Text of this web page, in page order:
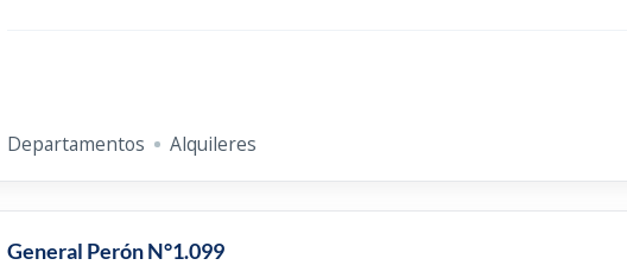
Departamentos Alquileres
General Perón N°1.099